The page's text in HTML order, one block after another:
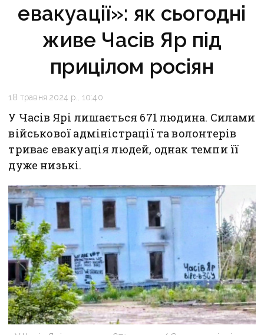
евакуації»: як сьогодні
живе Часів Яр під
прицілом росіян
18 травня 2024 р., 10:40
У Часів Ярі лишається 671 людина. Силами
військової адміністрації та волонтерів
триває евакуація людей, однак темпи її
дуже низькі.